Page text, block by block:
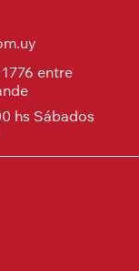
entre
hs Sábados